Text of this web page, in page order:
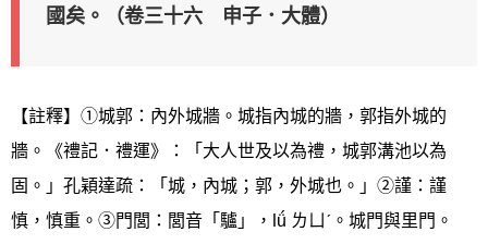
國矣。（卷三十六 申子．大體）
【註釋】①城郭：內外城牆。城指內城的牆，郭指外城的
牆。《禮記．禮運》：「大人世及以為禮，城郭溝池以為
固。」孔穎達疏：「城，內城；郭，外城也。」②謹：謹
慎，慎重。③門閭：閭音「驢」，lǘ ㄌㄩˊ。城門與里門。